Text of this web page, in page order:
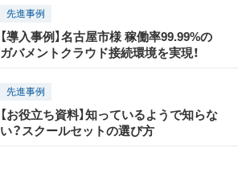
先進事例
【導入事例】名古屋市様 稼働率99.99%の
ガバメントクラウド接続環境を実現！
先進事例
【お役立ち資料】知っているようで知らな
い？スクールセットの選び方